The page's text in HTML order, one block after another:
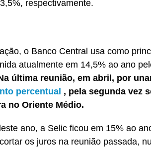
respectivamente.
o Banco Central usa como
atualmente em 14,5% ao ano
última reunião, em abril, por
percentual , pela segunda vez
no Oriente Médio.
ano, a Selic ficou em 15% ao
os juros na reunião passada,